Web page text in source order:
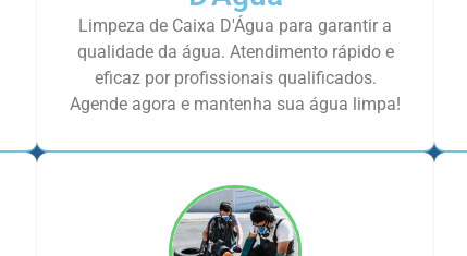
Limpeza de Caixa D'Água para garantir a
qualidade da água. Atendimento rápido e
eficaz por profissionais qualificados.
Agende agora e mantenha sua água limpa!